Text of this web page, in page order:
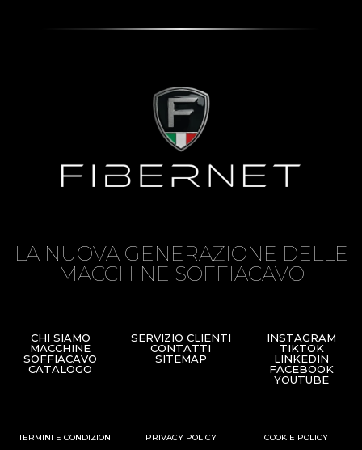
LA NUOVA GENERAZIONE DELLE
MACCHINE SOFFIACAVO
CHI SIAMO
MACCHINE
SOFFIACAVO
CATALOGO
SERVIZIO CLIENTI
CONTATTI
SITEMAP
INSTAGRAM
TIKTOK
LINKEDIN
FACEBOOK
YOUTUBE
TERMINI E CONDIZIONI PRIVACY POLICY COOKIE POLICY